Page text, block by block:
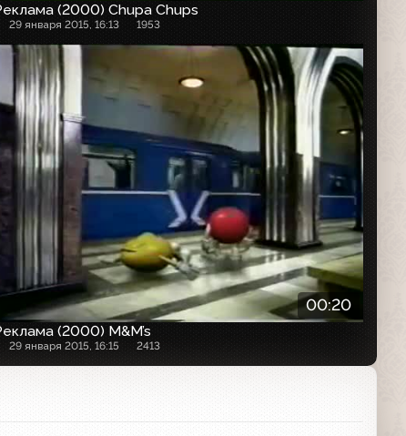
(2000) Chupa Chups
29 января 2015, 16:13 1953
00:20
Реклама (2000) M&M’s
29 января 2015, 16:15 2413
Рекламный ролик